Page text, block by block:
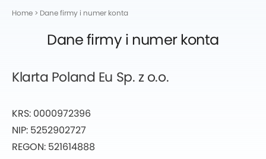
Home > Dane firmy i numer konta
Dane firmy i numer konta
Klarta Poland Eu Sp. z o.o.
KRS: 0000972396
NIP: 5252902727
REGON: 521614888